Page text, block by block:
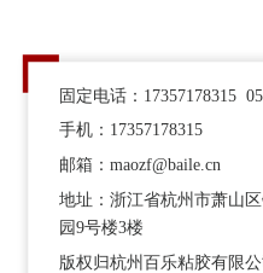
固定电话：17357178315
手机：17357178315
邮箱：maozf@baile.cn
地址：浙江省杭州市萧山
园9号楼3楼
版权归杭州百乐粘胶有限